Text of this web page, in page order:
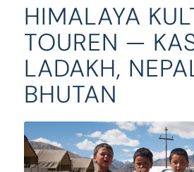
HIMALAYA
TOUREN —
LADAKH,
BHUTAN